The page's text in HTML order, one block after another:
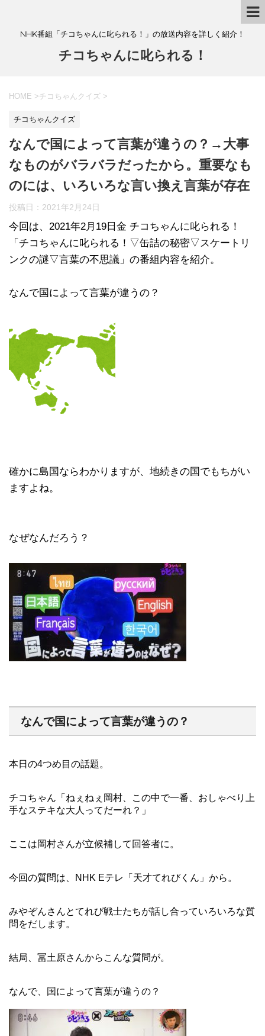
NHK番組「チコちゃんに叱られる！」の放送内容を詳しく紹介！
チコちゃんに叱られる！
HOME >チコちゃんクイズ >
チコちゃんクイズ
なんで国によって言葉が違うの？→大事
なものがバラバラだったから。重要なも
のには、いろいろな言い換え言葉が存在
投稿日： 2021年2月24日
今回は、2021年2月19日金 チコちゃんに叱られる！
「チコちゃんに叱られる！▽缶詰の秘密▽スケートリ
ンクの謎▽言葉の不思議」の番組内容を紹介。
なんで国によって言葉が違うの？
確かに島国ならわかりますが、地続きの国でもちがい
ますよね。
なぜなんだろう？
なんで国によって言葉が違うの？
本日の4つめ目の話題。
チコちゃん「ねぇねぇ岡村、この中で一番、おしゃべり上
手なステキな大人ってだーれ？」
ここは岡村さんが立候補して回答者に。
今回の質問は、NHK Eテレ「天才てれびくん」から。
みやぞんさんとてれび戦士たちが話し合っていろいろな質
問をだします。
結局、冨土原さんからこんな質問が。
なんで、国によって言葉が違うの？